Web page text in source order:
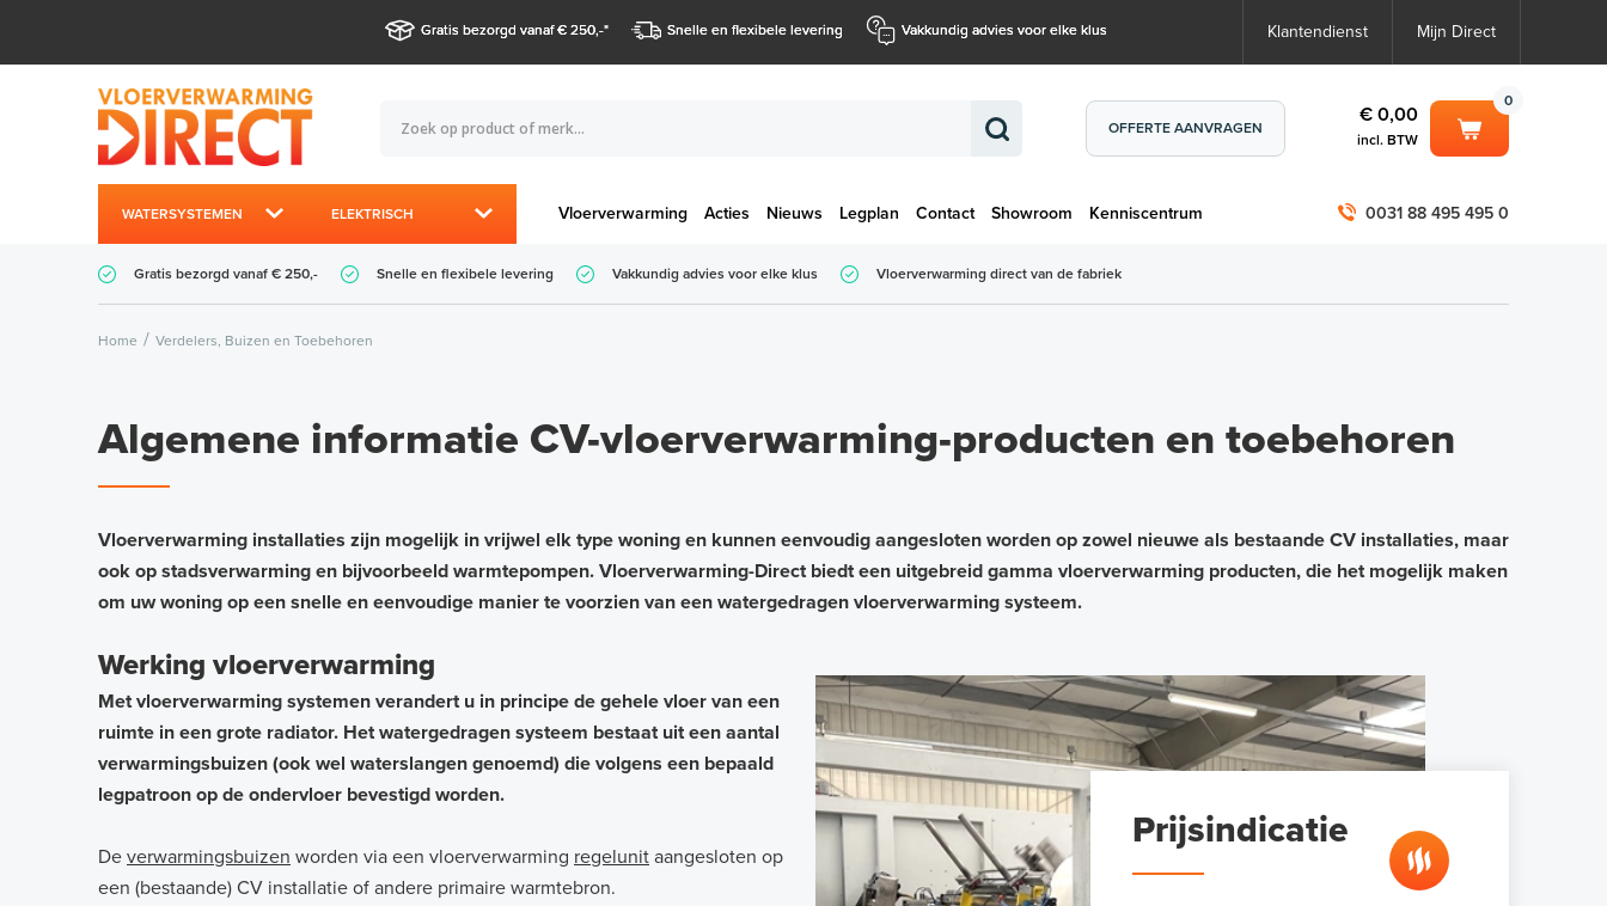
Gratis bezorgd vanaf € 250,-* Snelle en flexibele levering Vakkundig advies voor elke klus Klantendienst Mijn Direct
OFFERTE AANVRAGEN
0
€ 0,00
incl. BTW
WATERSYSTEMEN ELEKTRISCH Vloerverwarming Acties Nieuws Legplan Contact Showroom Kenniscentrum
€ 0,00 0031 88 495 495 0
Gratis bezorgd vanaf € 250,- Snelle en flexibele levering Vakkundig advies voor elke klus Vloerverwarming direct van de fabriek
Home Verdelers, Buizen en Toebehoren
Algemene informatie CV-vloerverwarming-producten en toebehoren
Vloerverwarming installaties zijn mogelijk in vrijwel elk type woning en kunnen eenvoudig aangesloten worden op zowel nieuwe als bestaande CV installaties, maar
ook op stadsverwarming en bijvoorbeeld warmtepompen. Vloerverwarming-Direct biedt een uitgebreid gamma vloerverwarming producten, die het mogelijk maken
om uw woning op een snelle en eenvoudige manier te voorzien van een watergedragen vloerverwarming systeem.
Werking vloerverwarming
Met vloerverwarming systemen verandert u in principe de gehele vloer van een
ruimte in een grote radiator. Het watergedragen systeem bestaat uit een aantal
verwarmingsbuizen (ook wel waterslangen genoemd) die volgens een bepaald
legpatroon op de ondervloer bevestigd worden.
De verwarmingsbuizen worden via een vloerverwarming regelunit aangesloten op
een (bestaande) CV installatie of andere primaire warmtebron.
Prijsindicatie